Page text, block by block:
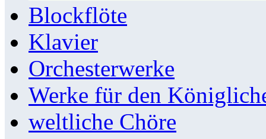
Blockflöte
Klavier
Orchesterwerke
Werke für den
weltliche Chöre